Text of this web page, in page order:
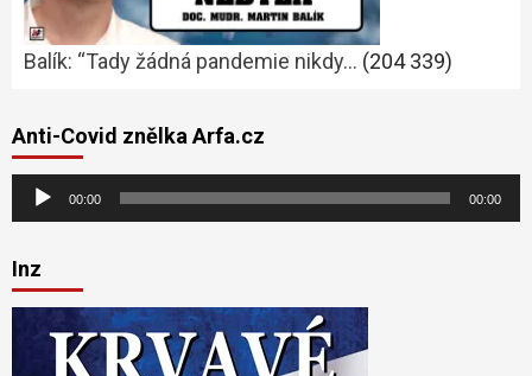
Balík: “Tady žádná pandemie nikdy… (204 339)
Anti-Covid znělka Arfa.cz
Audio
přehrávač
00:00 00:00
Inz